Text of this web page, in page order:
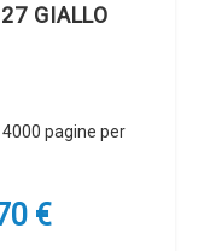
GIALLO
pagine per
€Il